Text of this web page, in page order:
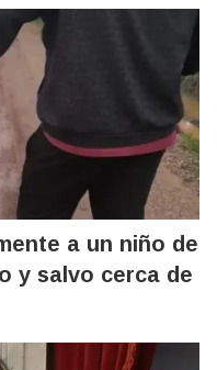
a un niño de
y salvo cerca de